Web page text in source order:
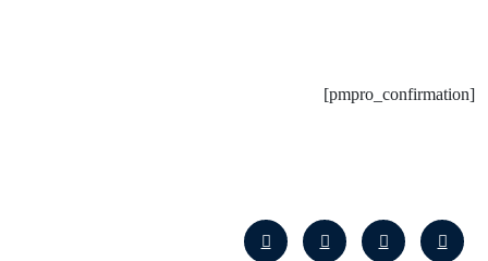
[pmpro_confirmation]